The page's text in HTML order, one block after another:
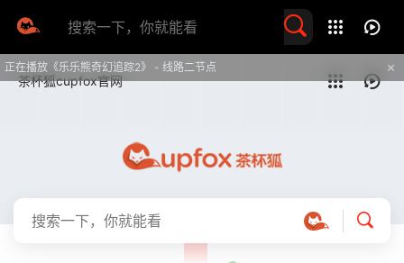
正在播放《乐乐熊奇幻追踪2》 - 线路二节点
如遇视频无法播放或加载速度慢，可尝试切换播放线路